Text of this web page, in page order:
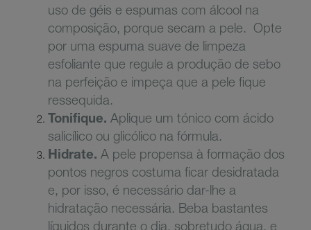
uso de géis e espumas com álcool na
composição, porque secam a pele. Opte
por uma espuma suave de limpeza
esfoliante que regule a produção de sebo
na perfeição e impeça que a pele fique
ressequida.
Tonifique. Aplique um tónico com ácido
salicílico ou glicólico na fórmula.
Hidrate. A pele propensa à formação dos
pontos negros costuma ficar desidratada
e, por isso, é necessário dar-lhe a
hidratação necessária. Beba bastantes
líquidos durante o dia, sobretudo água, e